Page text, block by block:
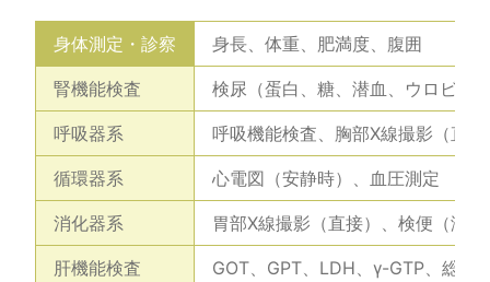
身体測定・診察 身長、体重、肥満度、腹囲
腎機能検査 検尿（蛋白、糖、潜血、ウロビリ
呼吸器系 呼吸機能検査、胸部X線撮影（直接
循環器系 心電図（安静時）、血圧測定
消化器系 胃部X線撮影（直接）、検便（潜
肝機能検査 GOT、GPT、LDH、γ-GTP、総ビ